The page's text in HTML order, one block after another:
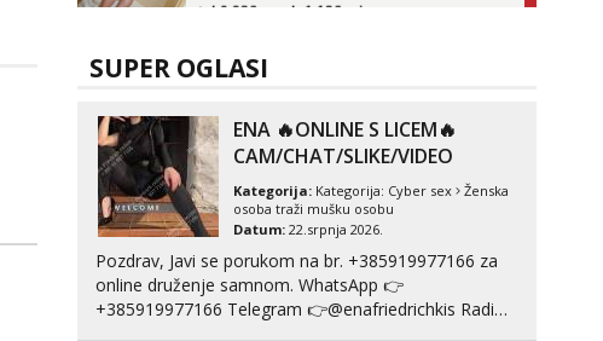
Obavijesti me kada se oslobodi
Vanesa
Čekam tvoj poziv!
Tel:
tel:0,93€ - mob:1,12€ min
Zara
Čekam tvoj poziv!
Tel: 064/677-677- Kod: #123
tel:0,93€ - mob:1,12€ min
Anđela
SUPER OGLASI
ENA 🔥ONLINE S LICEM🔥
CAM/CHAT/SLIKE/VIDEO
Kategorija: Kategorija: Cyber sex
Ženska
osoba traži mušku osobu
Datum: 22.srpnja 2026.
Pozdrav, Javi se porukom na br. +385919977166 za
online druženje samnom. WhatsApp 👉
+385919977166 Telegram 👉@enafriedrichkis Radim